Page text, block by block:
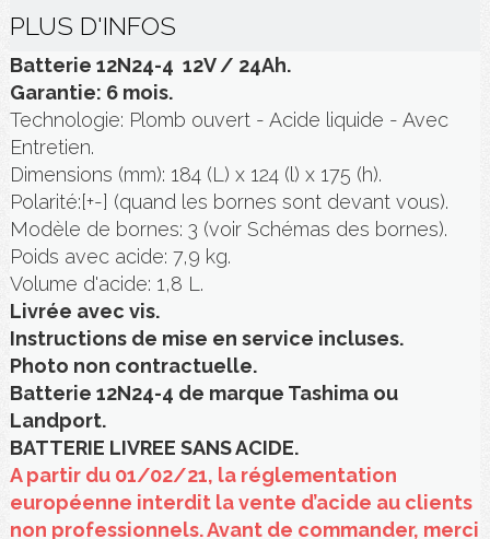
PLUS D'INFOS
Batterie 12N24-4 12V / 24Ah.
Garantie: 6 mois.
Technologie: Plomb ouvert - Acide liquide - Avec
Entretien.
Dimensions (mm): 184 (L) x 124 (l) x 175 (h).
Polarité:[+-] (quand les bornes sont devant vous).
Modèle de bornes: 3 (voir Schémas des bornes).
Poids avec acide: 7,9 kg.
Volume d'acide: 1,8 L.
Livrée avec vis.
Instructions de mise en service incluses.
Photo non contractuelle.
Batterie 12N24-4 de marque Tashima ou
Landport.
BATTERIE LIVREE SANS ACIDE.
A partir du 01/02/21, la réglementation
européenne interdit la vente d’acide au clients
non professionnels. Avant de commander, merci